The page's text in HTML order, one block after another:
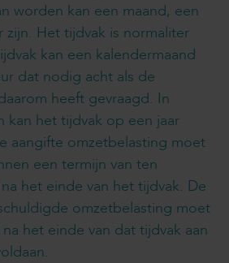
worden kan een maand, een
zijn. Het tijdvak is normaliter
kan een kalendermaand
dat nodig acht als de
heeft gevraagd. In
kan het tijdvak op een jaar
aangifte omzetbelasting moet
een termijn van ten
het einde van het tijdvak. De
omzetbelasting moet
het einde van dat tijdvak aan